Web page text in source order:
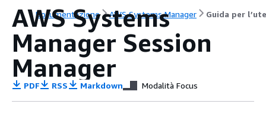
Documentazione AWS Systems Manager Guida per
AWS Systems
Manager Session
Manager
PDF RSS Markdown Modalità Focus